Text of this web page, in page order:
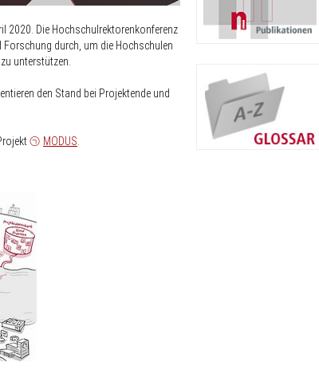
2020 . Die Hochschulrektorenkonferenz
durch, um die Hochschulen
zu unterstützen.
den Stand bei Projektende und
MODUS